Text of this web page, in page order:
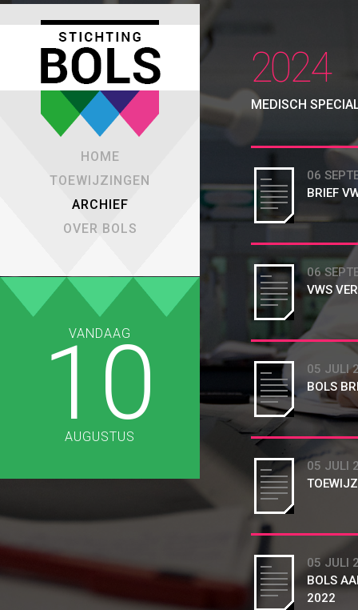
HOME
TOEWIJZINGEN
ARCHIEF
OVER BOLS
VANDAAG
10
AUGUSTUS
2024
MEDISCH
06
BRIEF
06
VWS
05 JULI
BOLS
05 JULI
05 JULI
BOLS
2022